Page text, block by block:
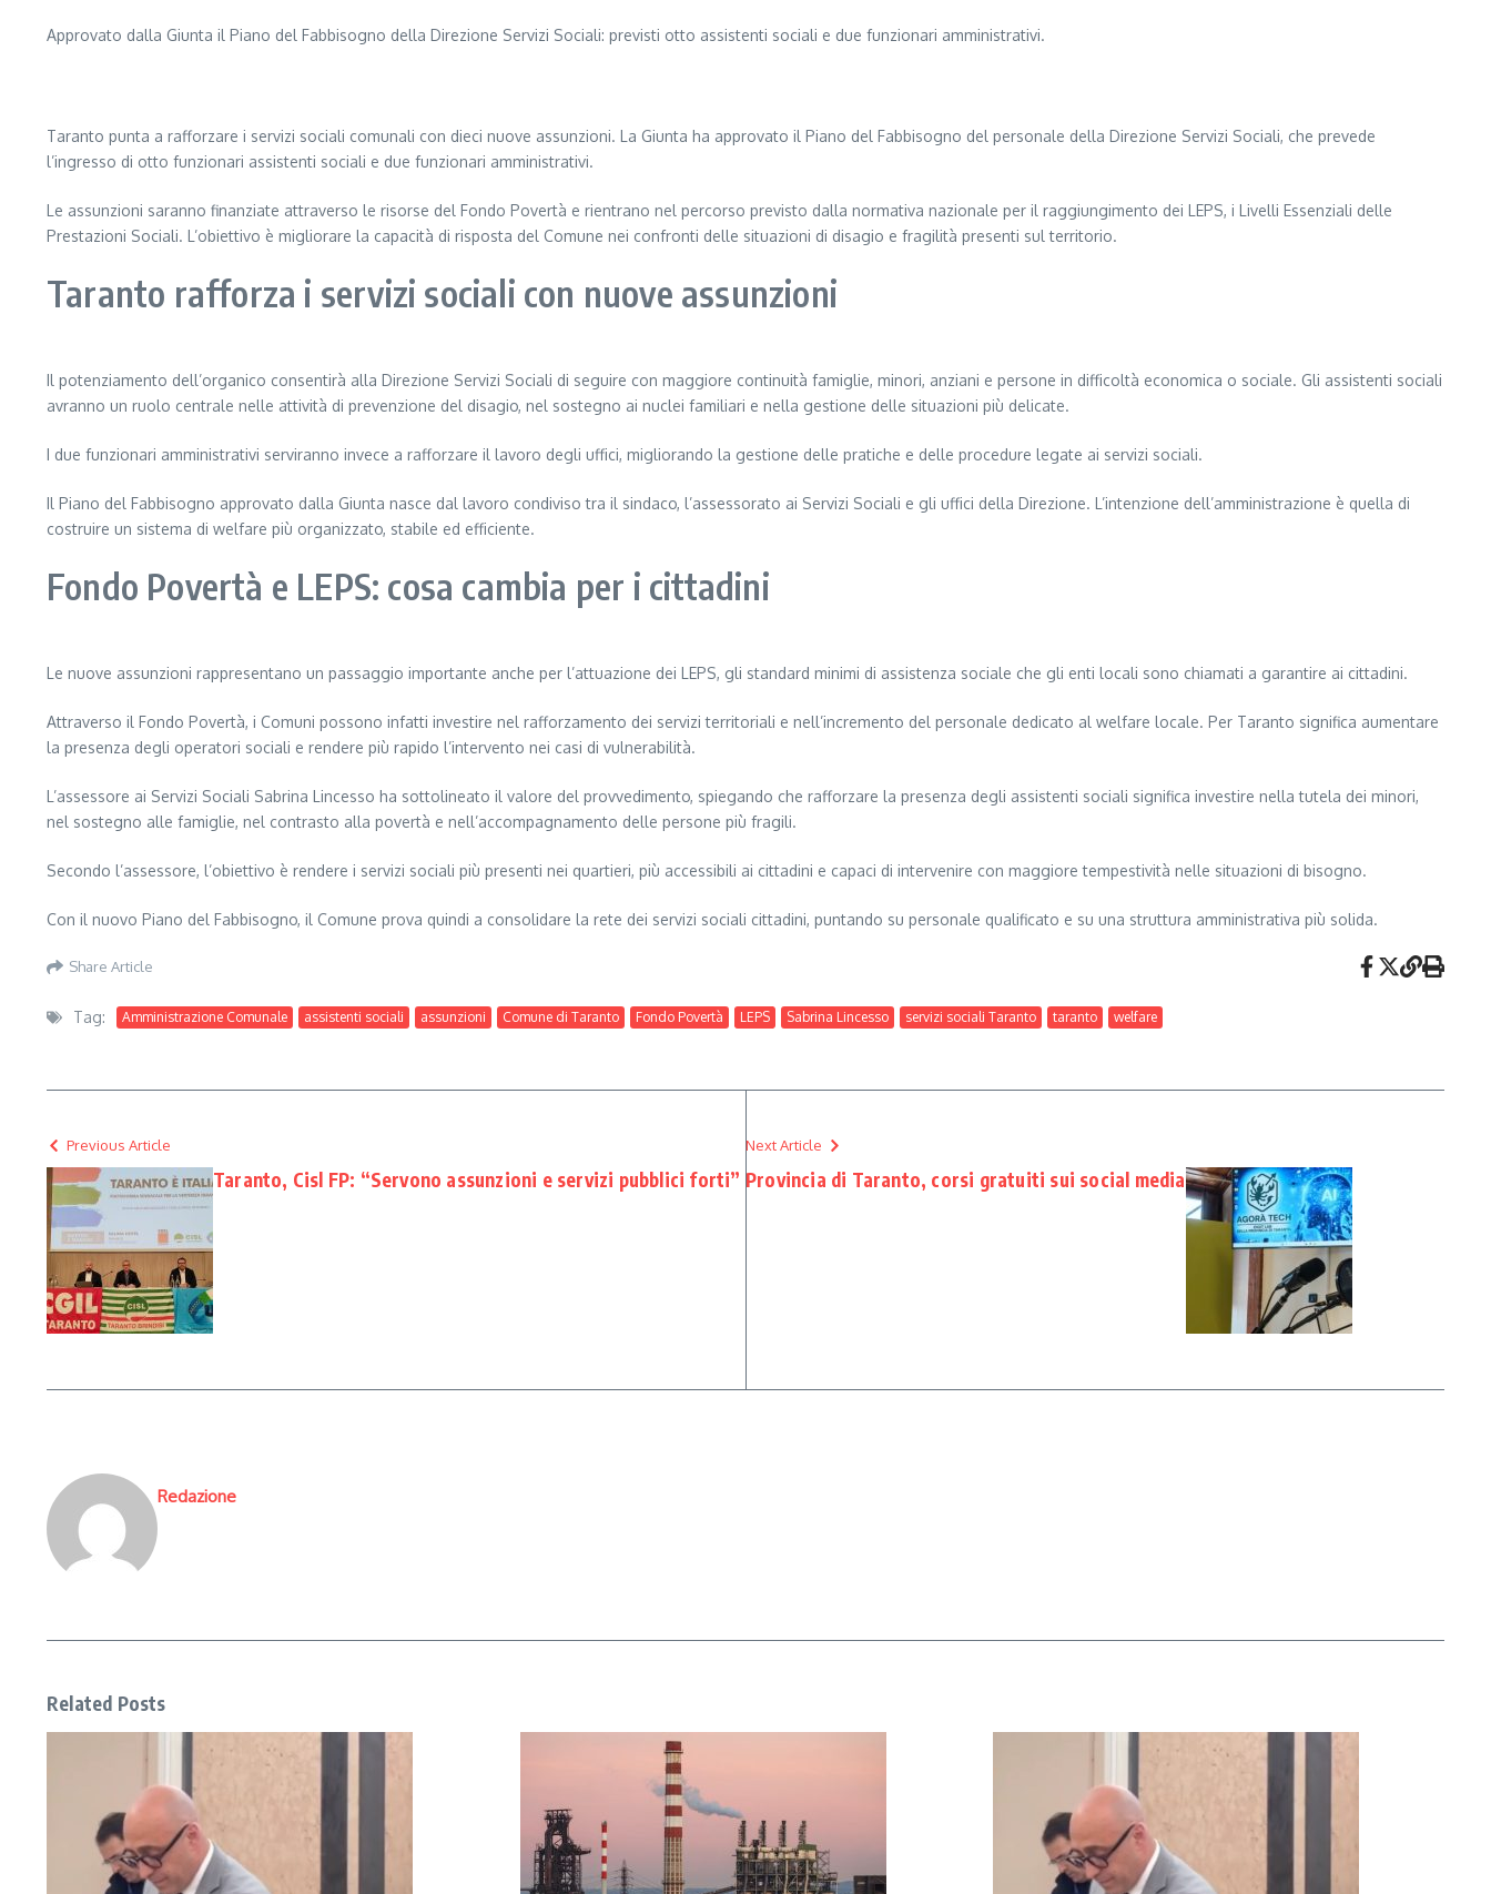
Approvato dalla Giunta il Piano del Fabbisogno della Direzione Servizi Sociali: previsti otto assistenti sociali e due funzionari amministrativi.
Taranto punta a rafforzare i servizi sociali comunali con dieci nuove assunzioni. La Giunta ha approvato il Piano del Fabbisogno del personale della Direzione Servizi Sociali, che prevede
l’ingresso di otto funzionari assistenti sociali e due funzionari amministrativi.
Le assunzioni saranno finanziate attraverso le risorse del Fondo Povertà e rientrano nel percorso previsto dalla normativa nazionale per il raggiungimento dei LEPS, i Livelli Essenziali delle
Prestazioni Sociali. L’obiettivo è migliorare la capacità di risposta del Comune nei confronti delle situazioni di disagio e fragilità presenti sul territorio.
Taranto rafforza i servizi sociali con nuove assunzioni
Il potenziamento dell’organico consentirà alla Direzione Servizi Sociali di seguire con maggiore continuità famiglie, minori, anziani e persone in difficoltà economica o sociale. Gli assistenti sociali
avranno un ruolo centrale nelle attività di prevenzione del disagio, nel sostegno ai nuclei familiari e nella gestione delle situazioni più delicate.
I due funzionari amministrativi serviranno invece a rafforzare il lavoro degli uffici, migliorando la gestione delle pratiche e delle procedure legate ai servizi sociali.
Il Piano del Fabbisogno approvato dalla Giunta nasce dal lavoro condiviso tra il sindaco, l’assessorato ai Servizi Sociali e gli uffici della Direzione. L’intenzione dell’amministrazione è quella di
costruire un sistema di welfare più organizzato, stabile ed efficiente.
Fondo Povertà e LEPS: cosa cambia per i cittadini
Le nuove assunzioni rappresentano un passaggio importante anche per l’attuazione dei LEPS, gli standard minimi di assistenza sociale che gli enti locali sono chiamati a garantire ai cittadini.
Attraverso il Fondo Povertà, i Comuni possono infatti investire nel rafforzamento dei servizi territoriali e nell’incremento del personale dedicato al welfare locale. Per Taranto significa aumentare
la presenza degli operatori sociali e rendere più rapido l’intervento nei casi di vulnerabilità.
L’assessore ai Servizi Sociali Sabrina Lincesso ha sottolineato il valore del provvedimento, spiegando che rafforzare la presenza degli assistenti sociali significa investire nella tutela dei minori,
nel sostegno alle famiglie, nel contrasto alla povertà e nell’accompagnamento delle persone più fragili.
Secondo l’assessore, l’obiettivo è rendere i servizi sociali più presenti nei quartieri, più accessibili ai cittadini e capaci di intervenire con maggiore tempestività nelle situazioni di bisogno.
Con il nuovo Piano del Fabbisogno, il Comune prova quindi a consolidare la rete dei servizi sociali cittadini, puntando su personale qualificato e su una struttura amministrativa più solida.
Share Article
Tag: Amministrazione Comunale assistenti sociali assunzioni Comune di Taranto Fondo Povertà LEPS Sabrina Lincesso servizi sociali Taranto taranto welfare
Previous Article
Taranto, Cisl FP: “Servono assunzioni e servizi pubblici forti”
Next Article
Provincia di Taranto, corsi gratuiti sui social media
Redazione
Related Posts